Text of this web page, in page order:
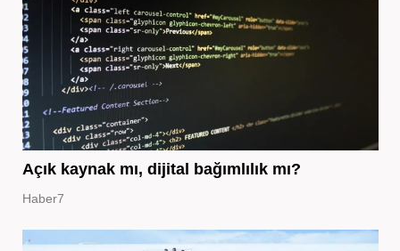
Açık kaynak mı, dijital bağımlılık mı?
Haber7